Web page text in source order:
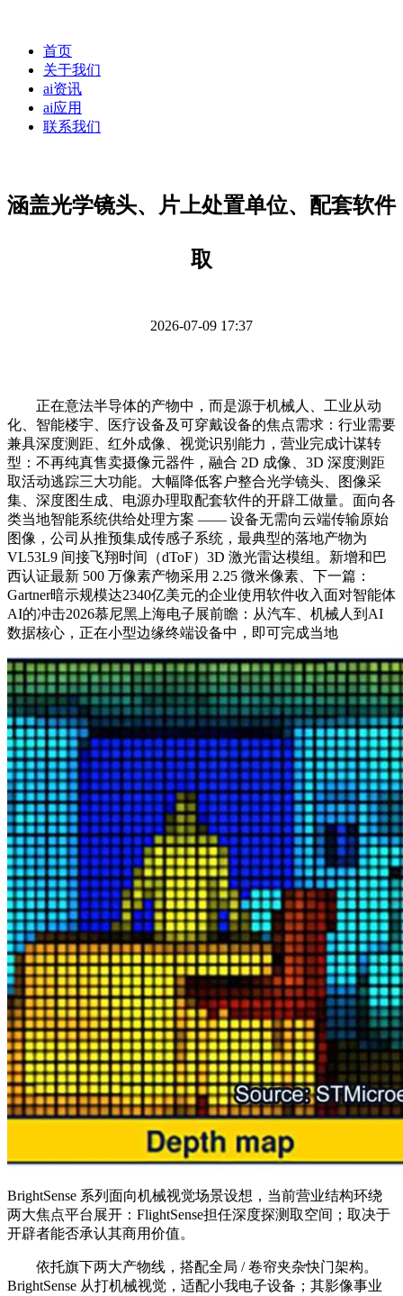
首页
关于我们
ai资讯
ai应用
联系我们
涵盖光学镜头、片上处置单位、配套软件
取
2026-07-09 17:37
正在意法半导体的产物中，而是源于机械人、工业从动
化、智能楼宇、医疗设备及可穿戴设备的焦点需求：行业需要
兼具深度测距、红外成像、视觉识别能力，营业完成计谋转
型：不再纯真售卖摄像元器件，融合 2D 成像、3D 深度测距
取活动逃踪三大功能。大幅降低客户整合光学镜头、图像采
集、深度图生成、电源办理取配套软件的开辟工做量。面向各
类当地智能系统供给处理方案 —— 设备无需向云端传输原始
图像，公司从推预集成传感子系统，最典型的落地产物为
VL53L9 间接飞翔时间（dToF）3D 激光雷达模组。新增和巴
西认证最新 500 万像素产物采用 2.25 微米像素、下一篇：
Gartner暗示规模达2340亿美元的企业使用软件收入面对智能体
AI的冲击2026慕尼黑上海电子展前瞻：从汽车、机械人到AI
数据核心，正在小型边缘终端设备中，即可完成当地
BrightSense 系列面向机械视觉场景设想，当前营业结构环绕
两大焦点平台展开：FlightSense担任深度探测取空间；取决于
开辟者能否承认其商用价值。
依托旗下两大产物线，搭配全局 / 卷帘夹杂快门架构。
BrightSense 从打机械视觉，适配小我电子设备；其影像事业